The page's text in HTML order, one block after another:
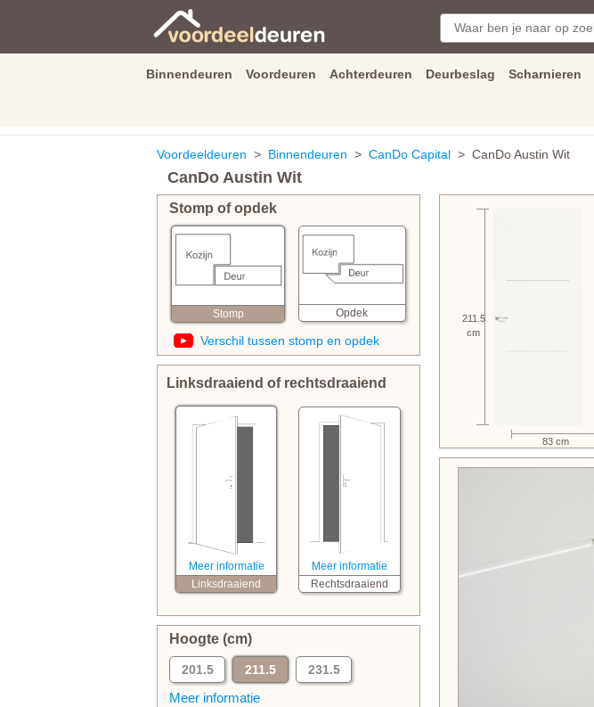
Binnendeuren Voordeuren Achterdeuren Deurbeslag Scharnieren
Voordeeldeuren > Binnendeuren > CanDo Capital > CanDo Austin Wit
CanDo Austin Wit
Stomp of opdek
Stomp Opdek
Verschil tussen stomp en opdek
Linksdraaiend of rechtsdraaiend
Meer informatie
Linksdraaiend
Meer informatie
Rechtsdraaiend
Hoogte (cm)
201.5 211.5
231.5
Meer informatie
211.5
cm
83 cm